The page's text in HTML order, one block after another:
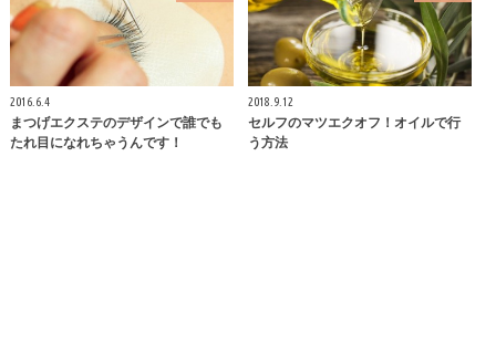
2016.6.4
まつげエクステのデザインで誰でも
たれ目になれちゃうんです！
2018.9.12
セルフのマツエクオフ！オイルで行
う方法